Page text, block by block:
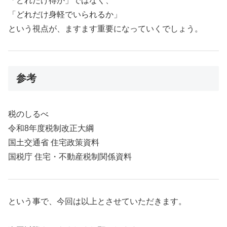
「どれだけ身軽でいられるか」
という視点が、ますます重要になっていくでしょう。
参考
税のしるべ
令和8年度税制改正大綱
国土交通省 住宅政策資料
国税庁 住宅・不動産税制関係資料
という事で、今回は以上とさせていただきます。